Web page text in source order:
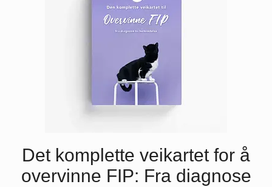
Det komplette veikartet for å
overvinne FIP: Fra diagnose